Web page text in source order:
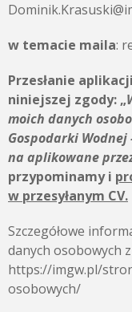
w temacie maila:
Przesłanie
niniejszej zgody: „
moich danych
Gospodarki
na aplikowane
przypominamy i
w przesyłanym CV.
Szczegółowe
danych osobowych
https://imgw.pl/
osobowych/